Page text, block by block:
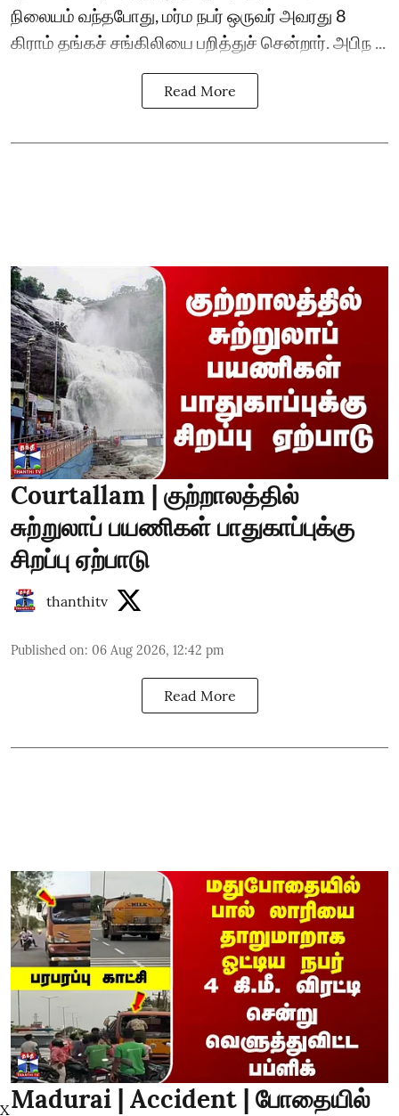
நிலையம் வந்தபோது, மர்ம நபர் ஒருவர் அவரது 8
கிராம் தங்கச் சங்கிலியை பறித்துச் சென்றார். அபிந ...
Read More
Courtallam | குற்றாலத்தில்
சுற்றுலாப் பயணிகள் பாதுகாப்புக்கு
சிறப்பு ஏற்பாடு
thanthitv
Published on: 06 Aug 2026, 12:42 pm
Read More
Madurai | Accident | போதையில்
X